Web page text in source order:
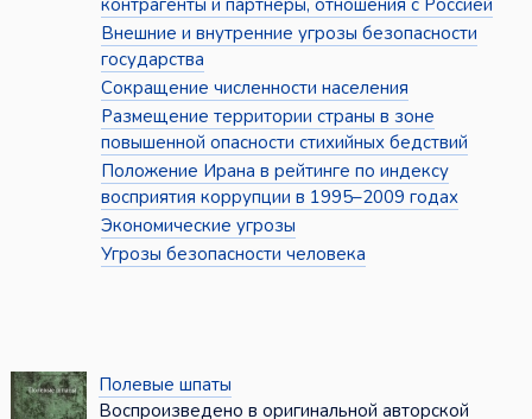
контрагенты и партнёры, отношения с Россией
Внешние и внутренние угрозы безопасности
государства
Сокращение численности населения
Размещение территории страны в зоне
повышенной опасности стихийных бедствий
Положение Ирана в рейтинге по индексу
восприятия коррупции в 1995–2009 годах
Экономические угрозы
Угрозы безопасности человека
Полевые шпаты
Воспроизведено в оригинальной авторской